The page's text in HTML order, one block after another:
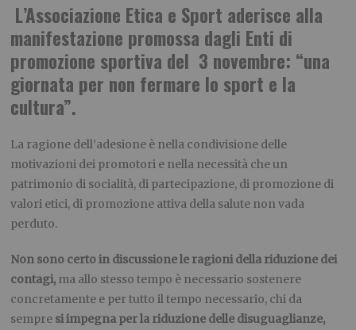
L’Associazione Etica e Sport aderisce alla
manifestazione promossa dagli Enti di
promozione sportiva del 3 novembre: “una
giornata per non fermare lo sport e la
cultura”.
La ragione dell’adesione è nella condivisione delle
motivazioni dei promotori e nella necessità che un
patrimonio di socialità, di partecipazione, di promozione di
valori etici, di promozione attiva della salute non vada
perduto.
Non sono certo in discussione le ragioni della riduzione dei
contagi, ma allo stesso tempo è necessario sostenere
concretamente e per tutto il tempo necessario, chi da
sempre si impegna per la riduzione delle disuguaglianze,